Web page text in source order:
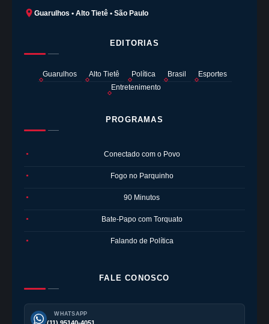
Guarulhos • Alto Tietê • São Paulo
EDITORIAS
Guarulhos Alto Tietê Política Brasil
Esportes
Entretenimento
PROGRAMAS
● Conectado com o Povo
● Fogo no Parquinho
● 90 Minutos
● Bate-Papo com Torquato
● Falando de Política
FALE CONOSCO
WHATSAPP